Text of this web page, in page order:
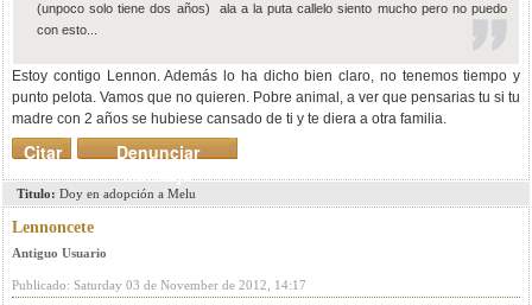
(unpoco solo tiene dos años) ala a la puta callelo siento mucho pero no puedo
con esto...
Estoy contigo Lennon. Además lo ha dicho bien claro, no tenemos tiempo y
punto pelota. Vamos que no quieren. Pobre animal, a ver que pensarias tu si tu
madre con 2 años se hubiese cansado de ti y te diera a otra familia.
Denunciar
mensaje
Citar
Titulo: Doy en adopción a Melu
Lennoncete
Antiguo Usuario
Publicado: Saturday 03 de November de 2012, 14:17